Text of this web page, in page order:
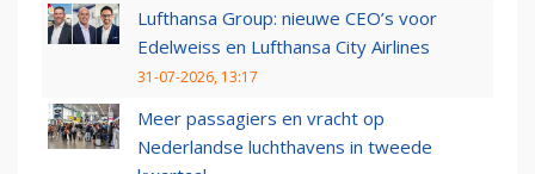
Lufthansa Group: nieuwe CEO’s voor
Edelweiss en Lufthansa City Airlines
31-07-2026, 13:17
Meer passagiers en vracht op
Nederlandse luchthavens in tweede